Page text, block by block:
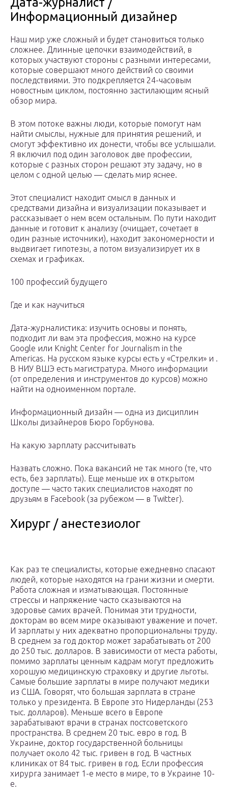
Информационный дизайнер
Наш мир уже сложный и будет становиться только
сложнее. Длинные цепочки взаимодействий, в
которых участвуют стороны с разными интересами,
которые совершают много действий со своими
последствиями. Это подкрепляется 24-часовым
новостным циклом, постоянно застилающим ясный
обзор мира.
В этом потоке важны люди, которые помогут нам
найти смыслы, нужные для принятия решений, и
смогут эффективно их донести, чтобы все услышали.
Я включил под один заголовок две профессии,
которые с разных сторон решают эту задачу, но в
целом с одной целью — сделать мир яснее.
Этот специалист находит смысл в данных и
средствами дизайна и визуализации показывает и
рассказывает о нем всем остальным. По пути находит
данные и готовит к анализу (очищает, сочетает в
один разные источники), находит закономерности и
выдвигает гипотезы, а потом визуализирует их в
схемах и графиках.
100 профессий будущего
Где и как научиться
Дата-журналистика: изучить основы и понять,
подходит ли вам эта профессия, можно на курсе
Google или Knight Center for Journalism in the
Americas. На русском языке курсы есть у «Стрелки» и .
В НИУ ВШЭ есть магистратура. Много информации
(от определения и инструментов до курсов) можно
найти на одноименном портале.
Информационный дизайн — одна из дисциплин
Школы дизайнеров Бюро Горбунова.
На какую зарплату рассчитывать
Назвать сложно. Пока вакансий не так много (те, что
есть, без зарплаты). Еще меньше их в открытом
доступе — часто таких специалистов находят по
друзьям в Facebook (за рубежом — в Twitter).
Хирург / анестезиолог
Как раз те специалисты, которые ежедневно спасают
людей, которые находятся на грани жизни и смерти.
Работа сложная и изматывающая. Постоянные
стрессы и напряжение часто сказываются на
здоровье самих врачей. Понимая эти трудности,
докторам во всем мире оказывают уважение и почет.
И зарплаты у них адекватно пропорциональны труду.
В среднем за год доктор может зарабатывать от 200
до 250 тыс. долларов. В зависимости от места работы,
помимо зарплаты ценным кадрам могут предложить
хорошую медицинскую страховку и другие льготы.
Самые большие зарплаты в мире получают медики
из США. Говорят, что большая зарплата в стране
только у президента. В Европе это Нидерланды (253
тыс. долларов). Меньше всего в Европе
зарабатывают врачи в странах постсоветского
пространства. В среднем 20 тыс. евро в год. В
Украине, доктор государственной больницы
получает около 42 тыс. гривен в год. В частных
клиниках от 84 тыс. гривен в год. Если профессия
хирурга занимает 1-е место в мире, то в Украине 10-
е.